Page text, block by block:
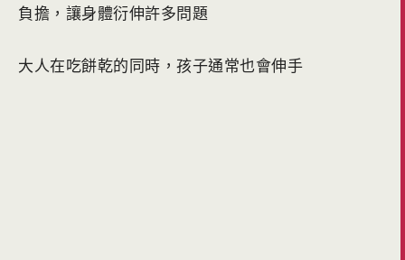
負擔，讓身體衍伸許多問題
大人在吃餅乾的同時，孩子通常也會伸手